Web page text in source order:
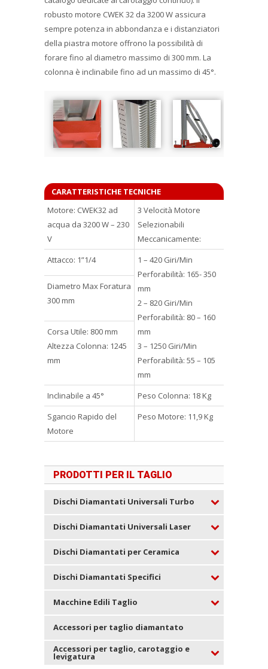
robusto motore CWEK 32 da 3200 W assicura
sempre potenza in abbondanza e i distanziatori
della piastra motore offrono la possibilità di
forare fino al diametro massimo di 300 mm. La
colonna è inclinabile fino ad un massimo di 45°.
CARATTERISTICHE TECNICHE
Motore: CWEK32 ad
acqua da 3200 W – 230
V
3 Velocità Motore
Selezionabili
Meccanicamente:
Attacco: 1”1/4
1 – 420 Giri/Min
Perforabilità: 165- 350
mm
2 – 820 Giri/Min
Perforabilità: 80 – 160
mm
3 – 1250 Giri/Min
Perforabilità: 55 – 105
mm
Diametro Max Foratura
300 mm
Corsa Utile: 800 mm
Altezza Colonna: 1245
mm
Inclinabile a 45°
Peso Colonna: 18 Kg
Sgancio Rapido del
Motore
Peso Motore: 11,9 Kg
PRODOTTI PER IL TAGLIO
Dischi Diamantati Universali Turbo
Dischi Diamantati Universali Laser
Dischi Diamantati per Ceramica
Dischi Diamantati Specifici
Macchine Edili Taglio
Accessori per taglio diamantato
Accessori per taglio, carotaggio e
levigatura